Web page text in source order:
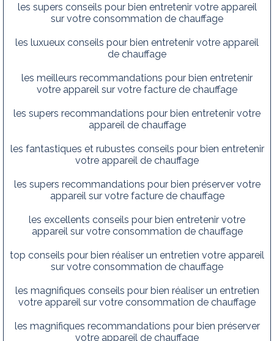
les supers conseils pour bien entretenir votre appareil
sur votre consommation de chauffage
les luxueux conseils pour bien entretenir votre appareil
de chauffage
les meilleurs recommandations pour bien entretenir
votre appareil sur votre facture de chauffage
les supers recommandations pour bien entretenir votre
appareil de chauffage
les fantastiques et rubustes conseils pour bien entretenir
votre appareil de chauffage
les supers recommandations pour bien préserver votre
appareil sur votre facture de chauffage
les excellents conseils pour bien entretenir votre
appareil sur votre consommation de chauffage
top conseils pour bien réaliser un entretien votre appareil
sur votre consommation de chauffage
les magnifiques conseils pour bien réaliser un entretien
votre appareil sur votre consommation de chauffage
les magnifiques recommandations pour bien préserver
votre appareil de chauffage